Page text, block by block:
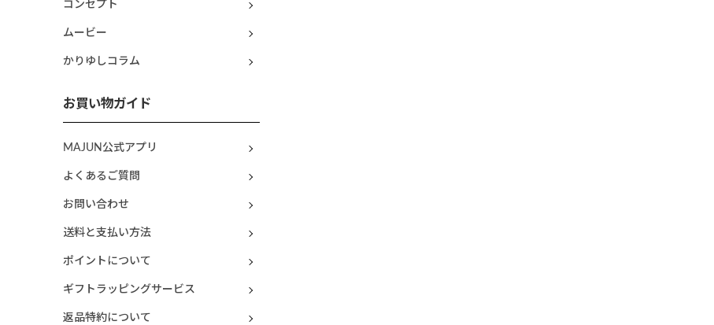
コンセプト
ムービー
かりゆしコラム
お買い物ガイド
MAJUN公式アプリ
よくあるご質問
お問い合わせ
送料と支払い方法
ポイントについて
ギフトラッピングサービス
返品特約について